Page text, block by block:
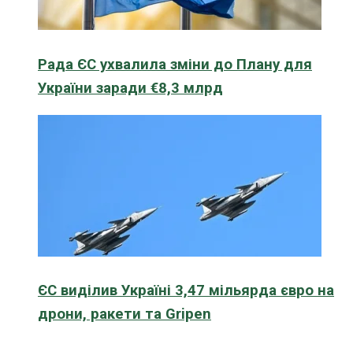
Рада ЄС ухвалила зміни до Плану для
України заради €8,3 млрд
ЄС виділив Україні 3,47 мільярда євро на
дрони, ракети та Gripen